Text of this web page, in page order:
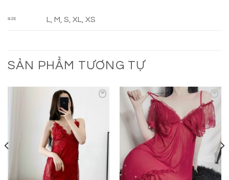
SIZE L, M, S, XL, XS
SẢN PHẨM TƯƠNG TỰ
Add to
wishlist